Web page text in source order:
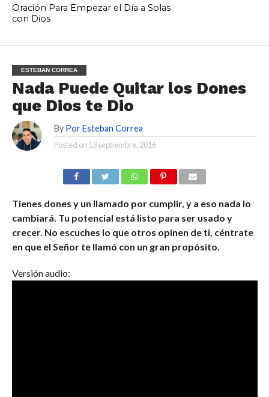
Oración Para Empezar el Día a Solas
con Dios
ESTEBAN CORREA
Nada Puede Quitar los Dones
que Dios te Dio
By Por Esteban Correa
Posted on 13 septiembre, 2016
Tienes dones y un llamado por cumplir, y a eso nada lo
cambiará. Tu potencial está listo para ser usado y
crecer. No escuches lo que otros opinen de ti, céntrate
en que el Señor te llamó con un gran propósito.
Versión audio: